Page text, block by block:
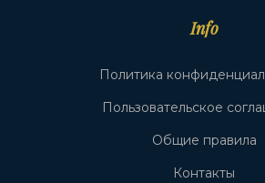
Info
Политика
Пользовательское
Общие правила
Контакты